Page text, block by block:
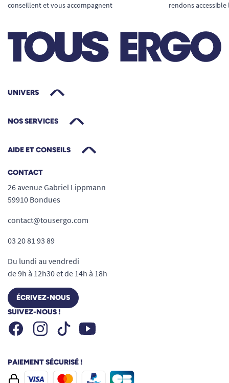
conseillent et vous accompagnent
rendons
UNIVERS
NOS SERVICES
AIDE ET CONSEILS
CONTACT
26 avenue Gabriel Lippmann
59910 Bondues
contact@tousergo.com
03 20 81 93 89
Du lundi au vendredi
de 9h à 12h30 et de 14h à 18h
ÉCRIVEZ-NOUS
SUIVEZ-NOUS !
FacebookInstagramTiktok Youtube
PAIEMENT SÉCURISÉ !